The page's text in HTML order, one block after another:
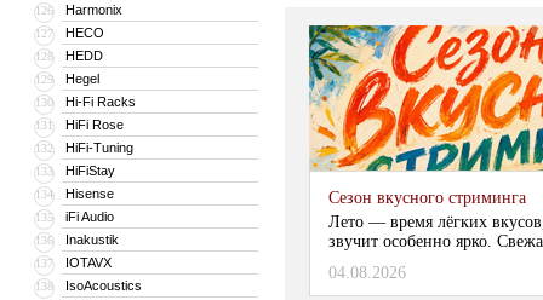
126 Harmonix
127 HECO
128 HEDD
129 Hegel
130 Hi-Fi Racks
131 HiFi Rose
132 HiFi-Tuning
133 HiFiStay
134 Hisense
135 iFi Audio
136 Inakustik
137 IOTAVX
138 IsoAcoustics
Сезон вкусного стриминга
Лето — время лёгких
звучит особенно ярко.
04.08.2026